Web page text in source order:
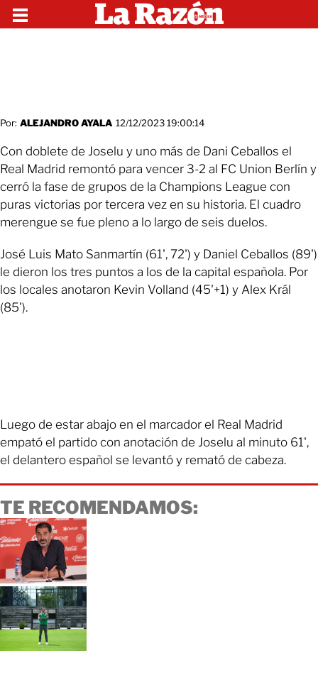
Por: ALEJANDRO AYALA 12/12/2023 19:00:14
Con doblete de Joselu y uno más de Dani Ceballos el
Real Madrid remontó para vencer 3-2 al FC Union Berlín y
cerró la fase de grupos de la Champions League con
puras victorias por tercera vez en su historia. El cuadro
merengue se fue pleno a lo largo de seis duelos.
José Luis Mato Sanmartín (61', 72') y Daniel Ceballos (89')
le dieron los tres puntos a los de la capital española. Por
los locales anotaron Kevin Volland (45'+1) y Alex Král
(85').
Luego de estar abajo en el marcador el Real Madrid
empató el partido con anotación de Joselu al minuto 61',
el delantero español se levantó y remató de cabeza.
TE RECOMENDAMOS: